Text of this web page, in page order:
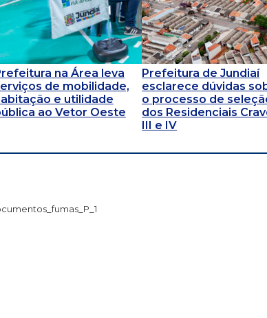
na Área leva
de mobilidade,
e utilidade
ao Vetor Oeste
Prefeitura de Jundiaí
esclarece dúvidas
o processo de
dos Residenciais
III e IV